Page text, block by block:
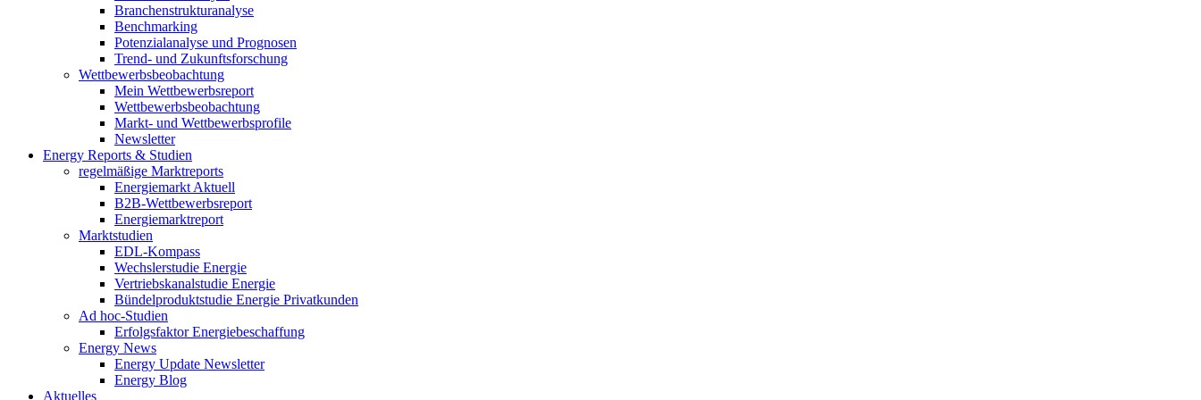
Branchenstrukturanalyse
Benchmarking
Potenzialanalyse und Prognosen
Trend- und Zukunftsforschung
Wettbewerbs­beobachtung
Mein Wettbewerbsreport
Wettbewerbsbeobachtung
Markt- und Wettbewerbsprofile
Newsletter
Energy Reports & Studien
regelmäßige Marktreports
Energiemarkt Aktuell
B2B-Wettbewerbsreport
Energiemarktreport
Marktstudien
EDL-Kompass
Wechslerstudie Energie
Vertriebskanalstudie Energie
Bündelproduktstudie Energie Privatkunden
Ad hoc-Studien
Erfolgsfaktor Energiebeschaffung
Energy News
Energy Update Newsletter
Energy Blog
Aktuelles